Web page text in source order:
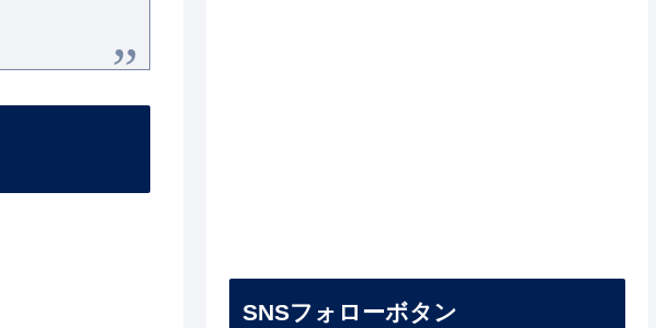
SNSフォローボタン